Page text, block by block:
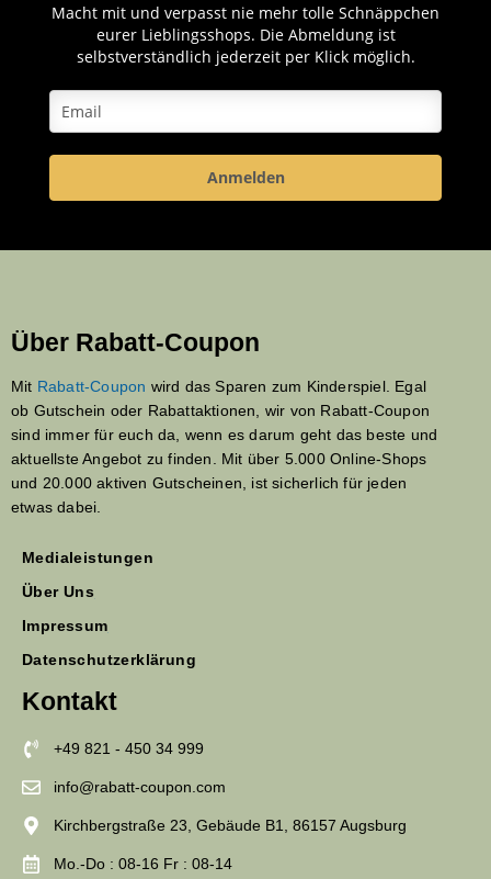
Macht mit und verpasst nie mehr tolle Schnäppchen
eurer Lieblingsshops. Die Abmeldung ist
selbstverständlich jederzeit per Klick möglich.
Anmelden
Über Rabatt-Coupon
Mit Rabatt-Coupon wird das Sparen zum Kinderspiel. Egal
ob Gutschein oder Rabattaktionen, wir von Rabatt-Coupon
sind immer für euch da, wenn es darum geht das beste und
aktuellste Angebot zu finden. Mit über 5.000 Online-Shops
und 20.000 aktiven Gutscheinen, ist sicherlich für jeden
etwas dabei.
Medialeistungen
Über Uns
Impressum
Datenschutzerklärung
Kontakt
+49 821 - 450 34 999
info@rabatt-coupon.com
Kirchbergstraße 23, Gebäude B1, 86157 Augsburg
Mo.-Do : 08-16 Fr : 08-14